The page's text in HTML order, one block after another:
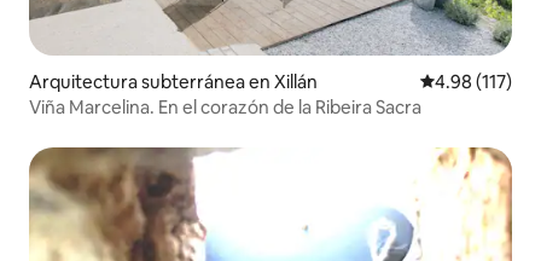
Arquitectura subterránea en Xillán Calificación
4.98 (117)
Viña Marcelina. En el corazón de la Ribeira Sacra